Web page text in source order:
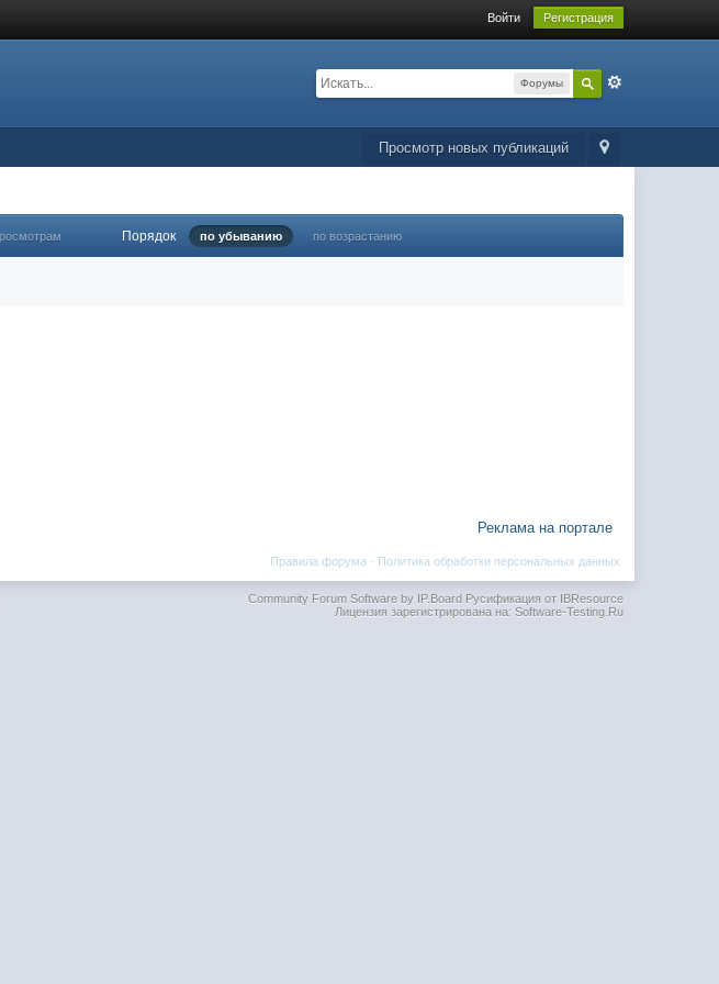
Войти Регистрация
Форумы
Просмотр новых публикаций
Порядок по убыванию по возрастанию
Реклама на портале
Политика обработки персональных данных
Правила форума ·
Community Forum Software by IP.BoardРусификация от IBResource
Лицензия зарегистрирована на: Software-Testing.Ru